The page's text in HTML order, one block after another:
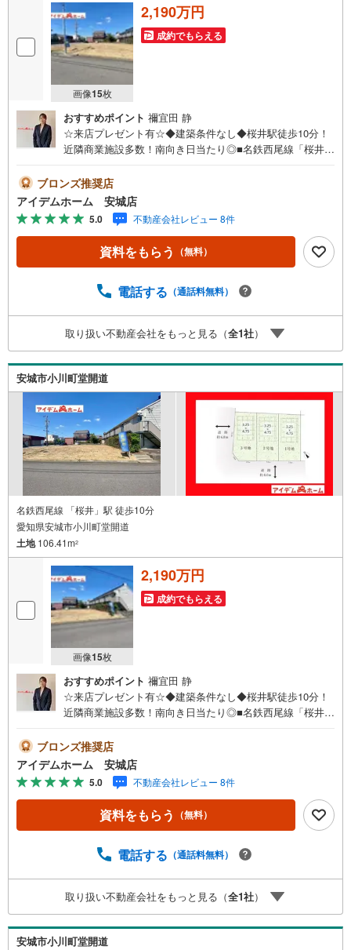
画像15枚
2,190万円
成約でもらえる
おすすめポイント 禰宜田 静
☆来店プレゼント有☆◆建築条件なし◆桜井駅徒歩10分！
近隣商業施設多数！南向き日当たり◎■名鉄西尾線「桜井」
業施設多数！買い物便利♪■建築条件なし！お好きなハウス
メーカーで建築可能♪《本日見学OK！》営業時間内（9:00
～19:00）は、下記電話フォームよりお電話をして頂けると
スムーズに見学のご案内ができます。＜自己資金0円でも大
丈夫！＞*水曜日も営業しております！*今から見たい！聞
きたい！にスピード対応！*自己資金なしでも購入出来ま
もおまかせください！■ご来店のメリット・ネット掲載以外
などの販売状況や工事進捗状況の提供・豊富な物件情報の
中からお客様のご要望に合わせて物件をご紹介～*アイデム
ホームではお客様第一での営業を心掛けております*～是非
お気軽にお問い合わせくださいませ！
ブロンズ推奨店
アイデムホーム 安城店
5.0 不動産会社レビュー 8件
資料をもらう （無料）
電話する （通話料無料）
取り扱い不動産会社をもっと見る（全1社）
安城市小川町堂開道
名鉄西尾線 「桜井」駅 徒歩10分
愛知県安城市小川町堂開道
土地106.41m2
画像15枚
2,190万円
成約でもらえる
おすすめポイント 禰宜田 静
☆来店プレゼント有☆◆建築条件なし◆桜井駅徒歩10分！
近隣商業施設多数！南向き日当たり◎■名鉄西尾線「桜井」
業施設多数！買い物便利♪■建築条件なし！お好きなハウス
メーカーで建築可能♪《本日見学OK！》営業時間内（9:00
～19:00）は、下記電話フォームよりお電話をして頂けると
スムーズに見学のご案内ができます。＜自己資金0円でも大
丈夫！＞*水曜日も営業しております！*今から見たい！聞
きたい！にスピード対応！*自己資金なしでも購入出来ま
もおまかせください！■ご来店のメリット・ネット掲載以外
などの販売状況や工事進捗状況の提供・豊富な物件情報の
中からお客様のご要望に合わせて物件をご紹介～*アイデム
ホームではお客様第一での営業を心掛けております*～是非
お気軽にお問い合わせくださいませ！
ブロンズ推奨店
アイデムホーム 安城店
5.0 不動産会社レビュー 8件
資料をもらう （無料）
電話する （通話料無料）
取り扱い不動産会社をもっと見る（全1社）
安城市小川町堂開道